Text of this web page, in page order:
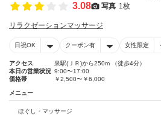
3.08 写真 1枚
リラクゼーションマッサージ
日祝OK クーポン有 女性限定
アクセス
泉駅(ＪＲ)から250m （徒歩4分）
本日の営業状況 9:00〜17:00
価格帯
￥2,500〜￥6,000
メニュー
ほぐし・マッサージ